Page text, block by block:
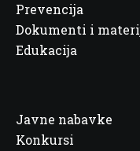
Prevencija
Dokumenti i
Edukacija
Javne nabavke
Konkursi